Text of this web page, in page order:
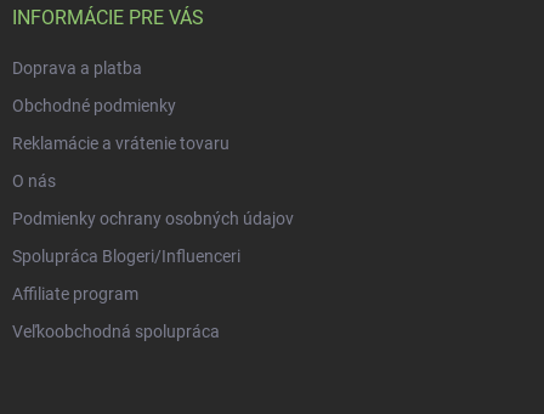
INFORMÁCIE PRE VÁS
Doprava a platba
Obchodné podmienky
Reklamácie a vrátenie tovaru
O nás
Podmienky ochrany osobných údajov
Spolupráca Blogeri/Influenceri
Affiliate program
Veľkoobchodná spolupráca